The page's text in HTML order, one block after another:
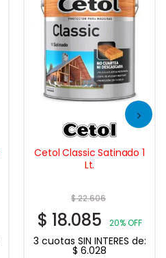
Cetol Classic Satinado 1
Lt.
$22.606
$ 18.085 20% OFF
3 cuotas SIN INTERES de:
$ 6.028